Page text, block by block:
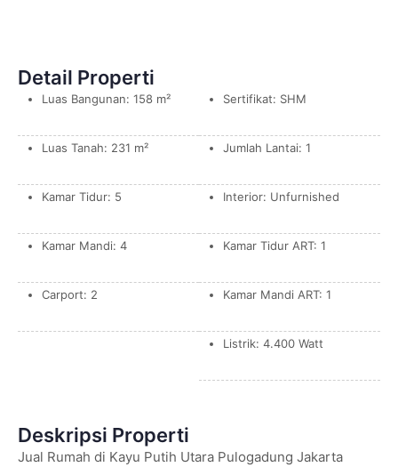
Detail Properti
Luas Bangunan: 158 m²
Luas Tanah: 231 m²
Kamar Tidur: 5
Kamar Mandi: 4
Carport: 2
Sertifikat: SHM
Jumlah Lantai: 1
Interior: Unfurnished
Kamar Tidur ART: 1
Kamar Mandi ART: 1
Listrik: 4.400 Watt
Deskripsi Properti
Jual Rumah di Kayu Putih Utara Pulogadung Jakarta